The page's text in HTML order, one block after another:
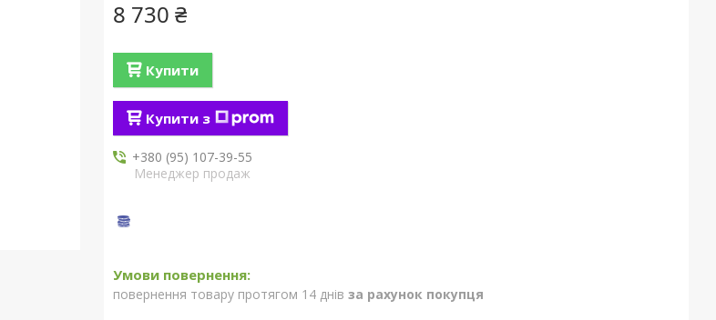
8 730 ₴
Купити
Купити з
+380 (95) 107-39-55
Менеджер продаж
повернення товару протягом 14 днів за рахунок покупця